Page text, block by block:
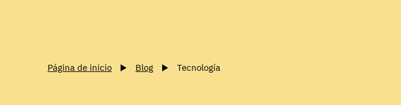
Página de inicio Blog Tecnología